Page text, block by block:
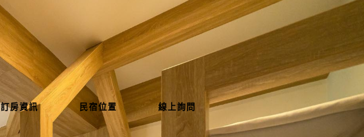
訂房資訊 民宿位置 線上詢問